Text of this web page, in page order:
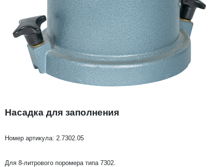
Насадка для заполнения
Номер артикула: 2.7302.05
Для 8-литрового поромера типа 7302.